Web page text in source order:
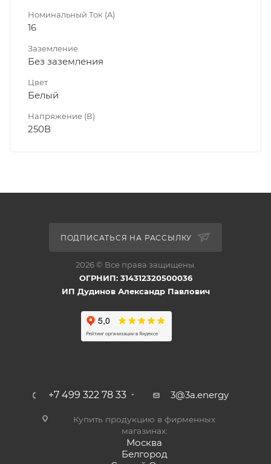
Номинальный Ток (A)
16
Заземление
Без заземления
Цвет
Белый
Напряжение (В)
250В
ПОДПИСАТЬСЯ НА РАССЫЛКУ
2026 © Все права защищены.
ОГРНИП: 314312320500036
ИП Дудинов Александр Павлович
+7 499 322 78 33 3@3a.energy
Купить продукцию в фирменных
магазинах:
Москва
Белгород